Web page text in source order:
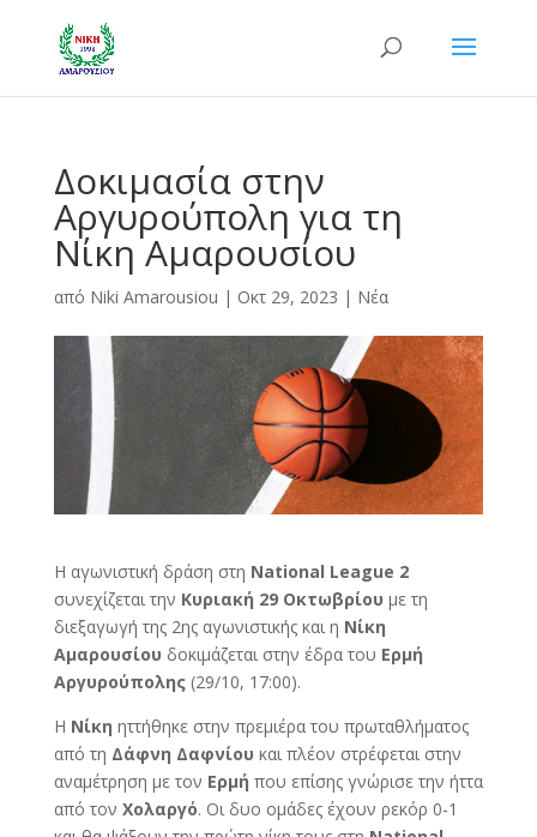
Δοκιμασία στην
Αργυρούπολη για τη
Νίκη Αμαρουσίου
από Niki Amarousiou | Οκτ 29, 2023 | Νέα
Η αγωνιστική δράση στη National League 2
συνεχίζεται την Κυριακή 29 Οκτωβρίου με τη
διεξαγωγή της 2ης αγωνιστικής και η Νίκη
Αμαρουσίου δοκιμάζεται στην έδρα του Ερμή
Αργυρούπολης(29/10, 17:00).
Η Νίκη ηττήθηκε στην πρεμιέρα του πρωταθλήματος
από τη Δάφνη Δαφνίου και πλέον στρέφεται στην
αναμέτρηση με τον Ερμή που επίσης γνώρισε την ήττα
από τον Χολαργό. Οι δυο ομάδες έχουν ρεκόρ 0-1